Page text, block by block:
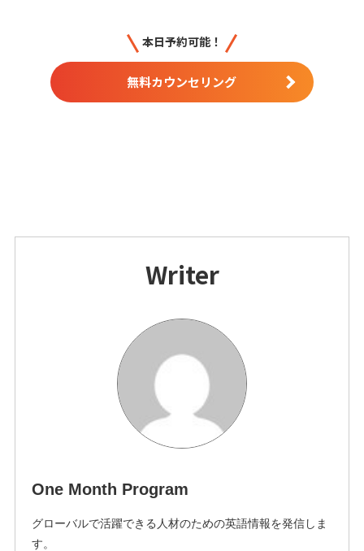
本日予約可能！
無料カウンセリング
Writer
One Month Program
グローバルで活躍できる人材のための英語情報を発信しま
す。